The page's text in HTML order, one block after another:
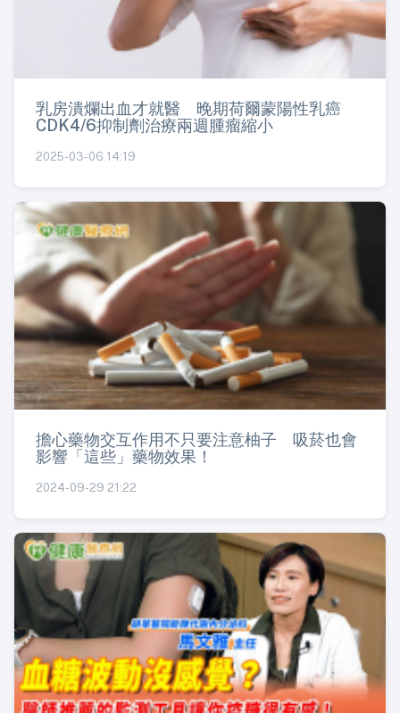
乳房潰爛出血才就醫 晚期荷爾蒙陽性乳癌
CDK4/6抑制劑治療兩週腫瘤縮小
2025-03-06 14:19
擔心藥物交互作用不只要注意柚子 吸菸也會
影響「這些」藥物效果！
2024-09-29 21:22